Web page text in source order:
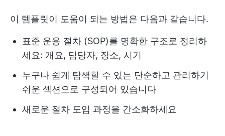
이 템플릿이 도움이 되는 방법은 다음과 같습니다.
표준 운용 절차 (SOP)를 명확한 구조로 정리하
세요: 개요, 담당자, 장소, 시기
누구나 쉽게 탐색할 수 있는 단순하고 관리하기
쉬운 섹션으로 구성되어 있습니다
새로운 절차 도입 과정을 간소화하세요